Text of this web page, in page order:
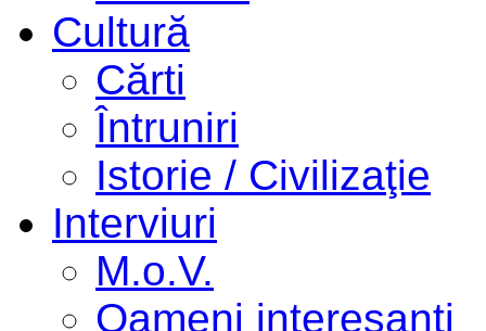
Cultură
Cărti
Întruniri
Istorie / Civilizaţie
Interviuri
M.o.V.
Oameni interesanţi